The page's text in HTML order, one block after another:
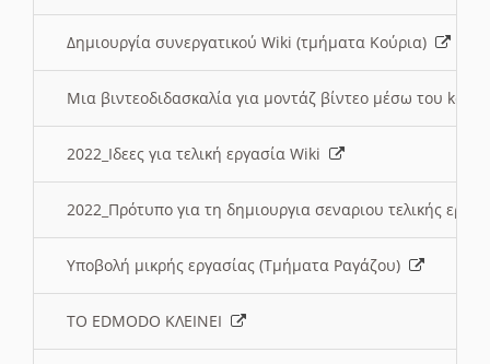
Δημιουργία συνεργατικού Wiki (τμήματα Κούρια)
Μια βιντεοδιδασκαλία για μοντάζ βίντεο μέσω του
2022_Ιδεες για τελική εργασία Wiki
2022_Πρότυπο για τη δημιουργια σεναριου τελικής
Υποβολή μικρής εργασίας (Τμήματα Ραγάζου)
ΤΟ EDMODO ΚΛΕΙΝΕΙ